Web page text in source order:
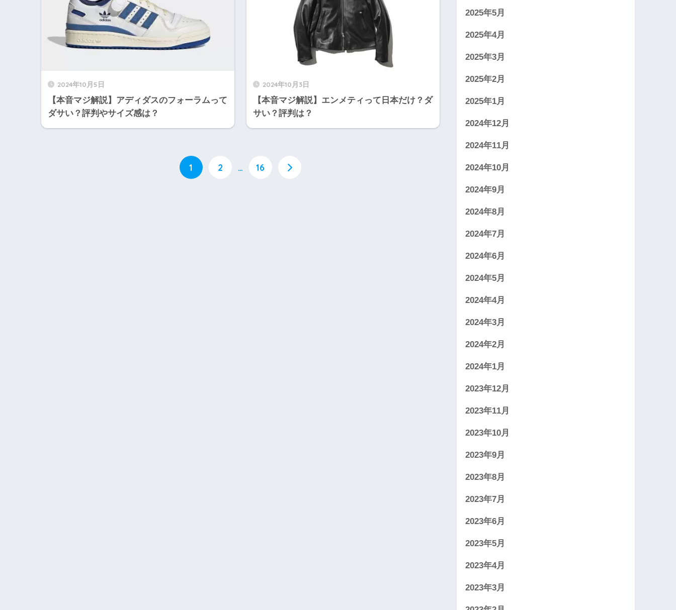
2024年10月5日
【本音マジ解説】アディダスのフォーラムって
ダサい？評判やサイズ感は？
2024年10月3日
【本音マジ解説】エンメティって日本だけ？ダ
サい？評判は？
1 2 … 16
2025年5月
2025年4月
2025年3月
2025年2月
2025年1月
2024年12月
2024年11月
2024年10月
2024年9月
2024年8月
2024年7月
2024年6月
2024年5月
2024年4月
2024年3月
2024年2月
2024年1月
2023年12月
2023年11月
2023年10月
2023年9月
2023年8月
2023年7月
2023年6月
2023年5月
2023年4月
2023年3月